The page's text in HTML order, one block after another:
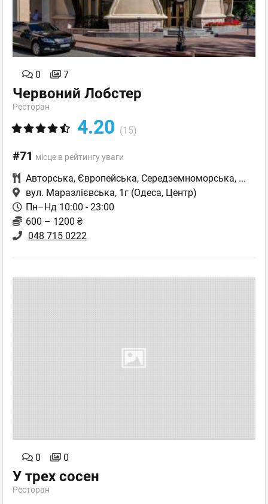
0 7
Червоний Лобстер
Ресторан
4.20 (15)
#71 місце в рейтингу уваги
Авторська, Європейська, Середземноморська, ...
вул. Маразлієвська, 1г (Одеса, Центр)
Пн–Нд 10:00 - 23:00
600 – 1200 ₴
048 715 0222
0 0
У трех сосен
Ресторан